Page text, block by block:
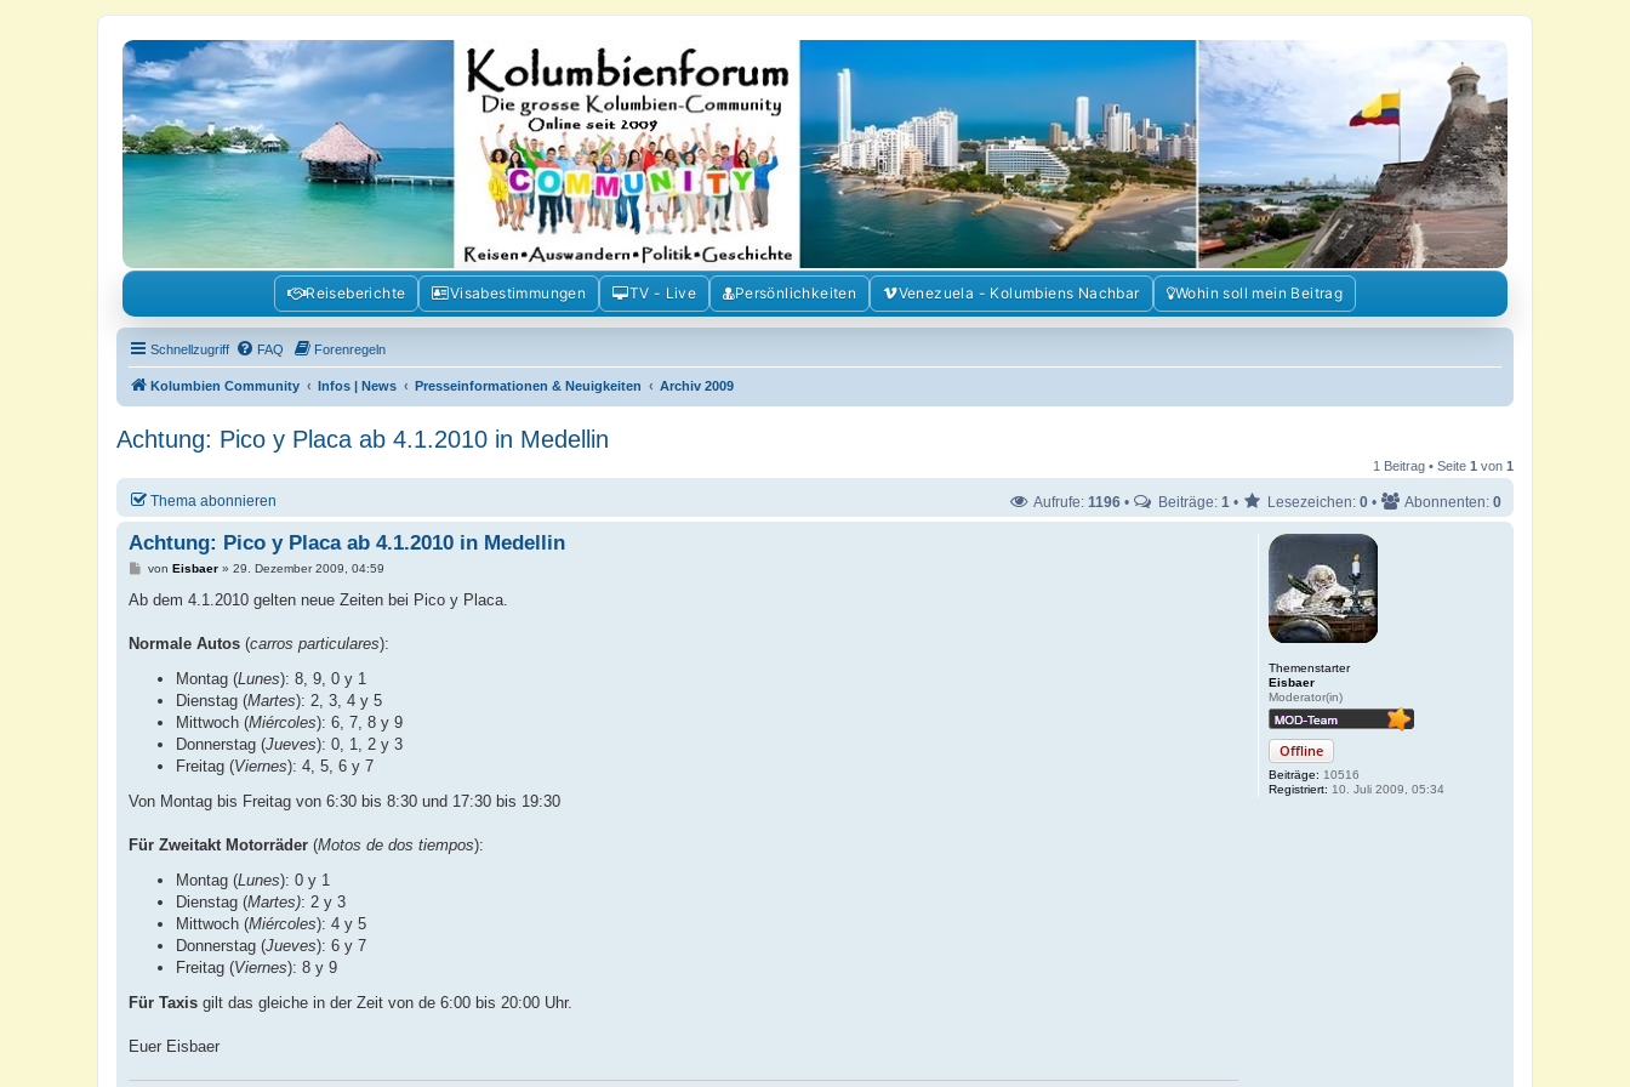
Kolumbienforum - Das grosse Forum der Freunde Kolumbiens
Reisen, Auswandern, Kultur, Politik, Geschichte und Visum in Kolumbien und Venezuela. Austausch, Erfahrungen und Gemeinschaft im Kolumbienforum
Reiseberichte Visabestimmungen TV - Live Persönlichkeiten Venezuela - Kolumbiens Nachbar Wohin soll mein Beitrag
Schnellzugriff FAQ Forenregeln
Kolumbien Community Infos | News Presseinformationen & Neuigkeiten Archiv 2009
Achtung: Pico y Placa ab 4.1.2010 in Medellin
1 Beitrag • Seite 1 von 1
Thema abonnieren Aufrufe: 1196 • Beiträge: 1 • Lesezeichen: 0 • Abonnenten: 0
Themenstarter
Eisbaer
Moderator(in)
Offline
Beiträge: 10516
Registriert: 10. Juli 2009, 05:34
Achtung: Pico y Placa ab 4.1.2010 in Medellin
B
i
a
von Eisbaer» 29. Dezember 2009, 04:59
Ab dem 4.1.2010 gelten neue Zeiten bei Pico y Placa.
Normale Autos (carros particulares):
Montag (Lunes): 8, 9, 0 y 1
Dienstag (Martes): 2, 3, 4 y 5
Mittwoch (Miércoles): 6, 7, 8 y 9
Donnerstag (Jueves): 0, 1, 2 y 3
Freitag (Viernes): 4, 5, 6 y 7
Von Montag bis Freitag von 6:30 bis 8:30 und 17:30 bis 19:30
Für Zweitakt Motorräder (Motos de dos tiempos):
Montag (Lunes): 0 y 1
Dienstag (Martes): 2 y 3
Mittwoch (Miércoles): 4 y 5
Donnerstag (Jueves): 6 y 7
Freitag (Viernes): 8 y 9
Für Taxis gilt das gleiche in der Zeit von de 6:00 bis 20:00 Uhr.
Euer Eisbaer